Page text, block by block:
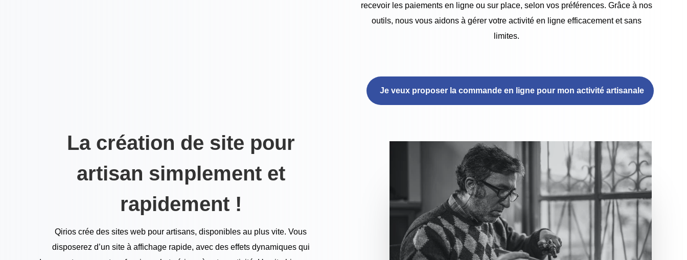
recevoir les paiements en ligne ou sur place, selon vos préférences. Grâce à nos
outils, nous vous aidons à gérer votre activité en ligne efficacement et sans
limites.
Je veux proposer la commande en ligne pour mon activité artisanale
La création de site pour
artisan simplement et
rapidement !
Qirios crée des sites web pour artisans, disponibles au plus vite. Vous
disposerez d’un site à affichage rapide, avec des effets dynamiques qui